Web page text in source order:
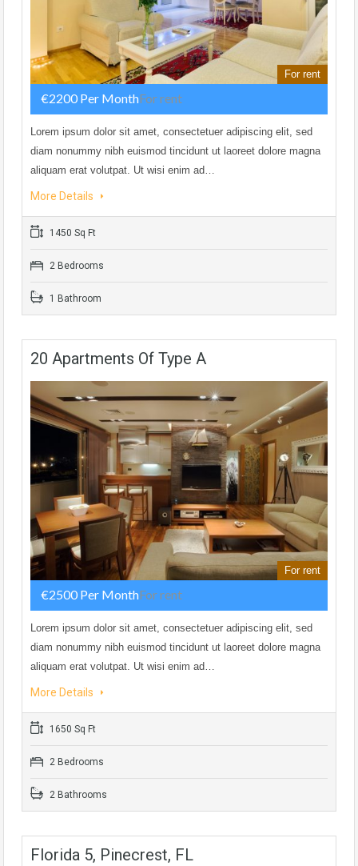
For rent
€2200 Per MonthFor rent
Lorem ipsum dolor sit amet, consectetuer adipiscing elit, sed
diam nonummy nibh euismod tincidunt ut laoreet dolore magna
aliquam erat volutpat. Ut wisi enim ad…
More Details
1450 Sq Ft
2 Bedrooms
1 Bathroom
20 Apartments Of Type A
For rent
€2500 Per MonthFor rent
Lorem ipsum dolor sit amet, consectetuer adipiscing elit, sed
diam nonummy nibh euismod tincidunt ut laoreet dolore magna
aliquam erat volutpat. Ut wisi enim ad…
More Details
1650 Sq Ft
2 Bedrooms
2 Bathrooms
Florida 5, Pinecrest, FL